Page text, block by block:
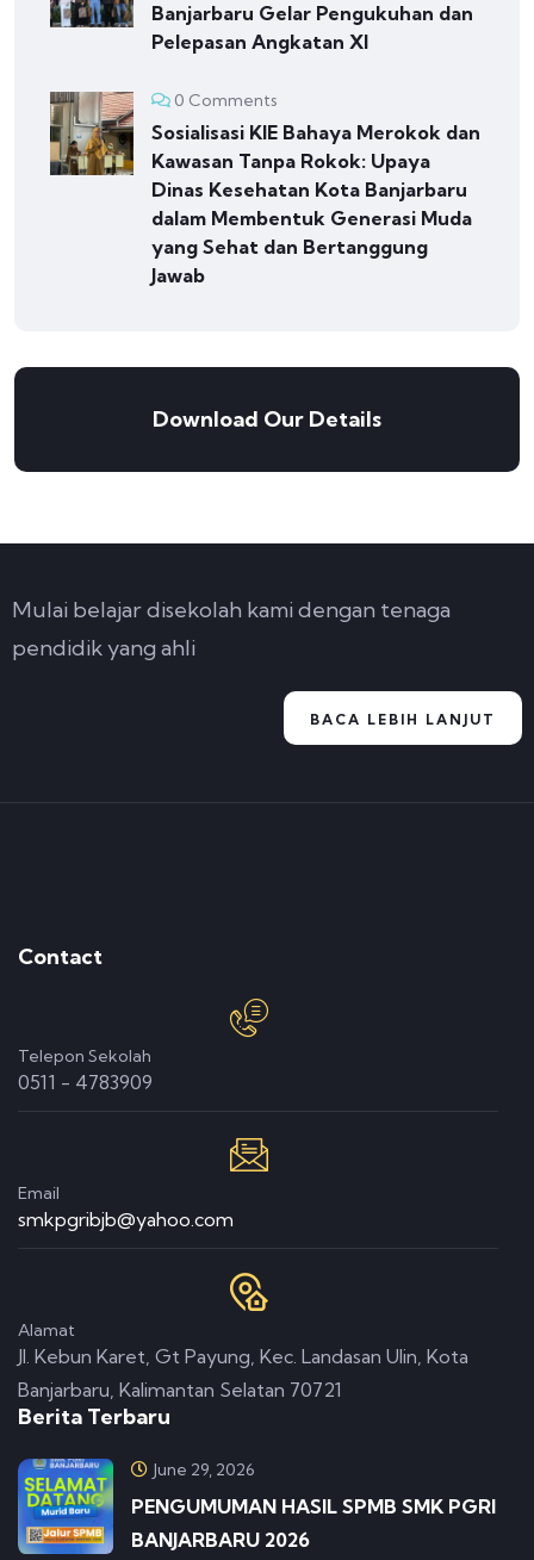
Banjarbaru Gelar Pengukuhan dan
Pelepasan Angkatan XI
0 Comments
Sosialisasi KIE Bahaya Merokok dan
Kawasan Tanpa Rokok: Upaya
Dinas Kesehatan Kota Banjarbaru
dalam Membentuk Generasi Muda
yang Sehat dan Bertanggung
Jawab
Download Our Details
Mulai belajar disekolah kami dengan tenaga
pendidik yang ahli
BACA LEBIH LANJUT
Contact
Telepon Sekolah
0511 - 4783909
Email
smkpgribjb@yahoo.com
Alamat
Jl. Kebun Karet, Gt Payung, Kec. Landasan Ulin, Kota
Banjarbaru, Kalimantan Selatan 70721
Berita Terbaru
June 29, 2026
PENGUMUMAN HASIL SPMB SMK PGRI
BANJARBARU 2026